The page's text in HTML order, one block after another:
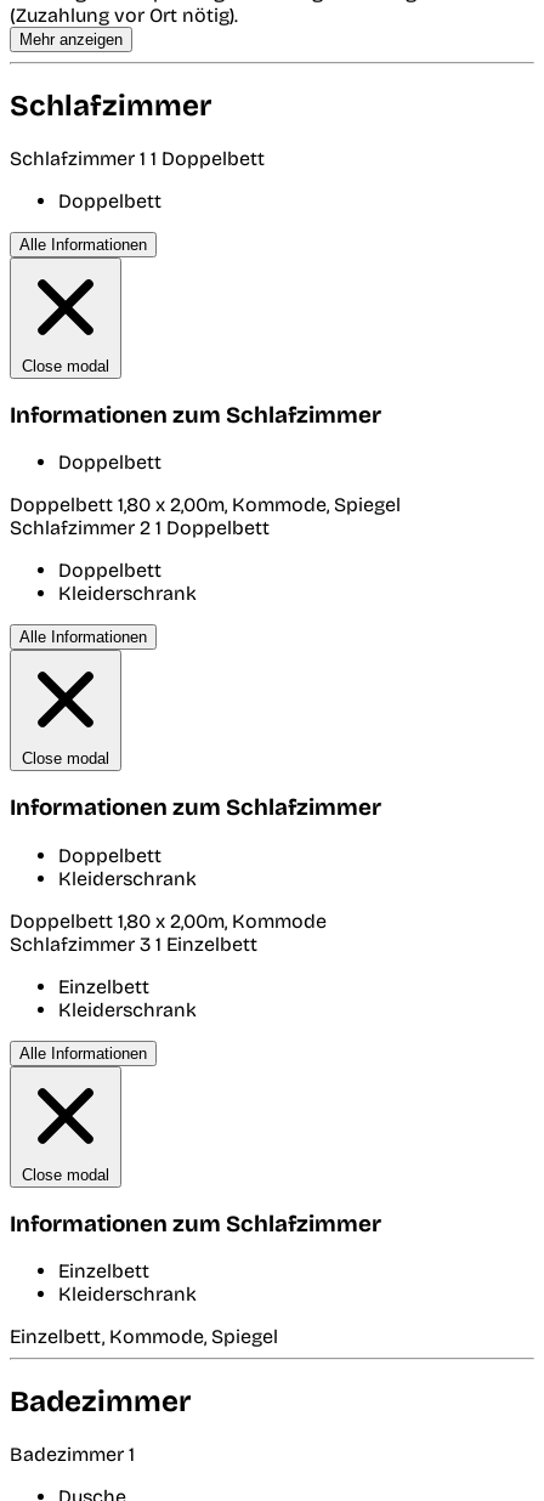
(Zuzahlung vor Ort nötig).
Mehr anzeigen
Schlafzimmer
Schlafzimmer 1 1 Doppelbett
Doppelbett
Alle Informationen
Close modal
Informationen zum Schlafzimmer
Doppelbett
Doppelbett 1,80 x 2,00m, Kommode, Spiegel
Schlafzimmer 2 1 Doppelbett
Doppelbett
Kleiderschrank
Alle Informationen
Close modal
Informationen zum Schlafzimmer
Doppelbett
Kleiderschrank
Doppelbett 1,80 x 2,00m, Kommode
Schlafzimmer 3 1 Einzelbett
Einzelbett
Kleiderschrank
Alle Informationen
Close modal
Informationen zum Schlafzimmer
Einzelbett
Kleiderschrank
Einzelbett, Kommode, Spiegel
Badezimmer
Badezimmer 1